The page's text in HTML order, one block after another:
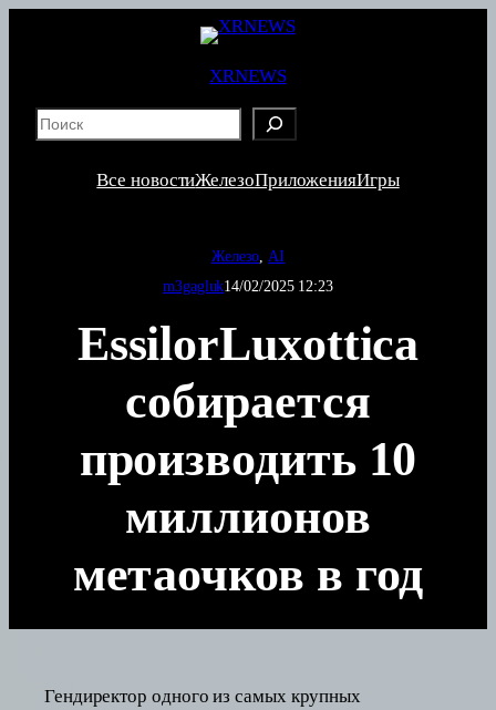
XRNEWS
Все новостиЖелезоПриложенияИгры
Железо AI
m3gagluk14/02/2025 12:23
EssilorLuxottica
собирается
производить 10
миллионов
метаочков в год
Гендиректор одного из самых крупных